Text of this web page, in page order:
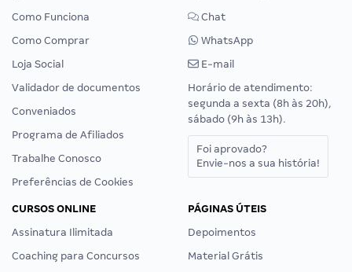
Como Funciona
Como Comprar
Loja Social
Validador de documentos
Conveniados
Programa de Afiliados
Trabalhe Conosco
Preferências de Cookies
Chat
WhatsApp
E-mail
Horário de atendimento:
segunda a sexta (8h às 20h),
sábado (9h às 13h).
Foi aprovado?
Envie-nos a sua história!
CURSOS ONLINE
Assinatura Ilimitada
Coaching para Concursos
PÁGINAS ÚTEIS
Depoimentos
Material Grátis